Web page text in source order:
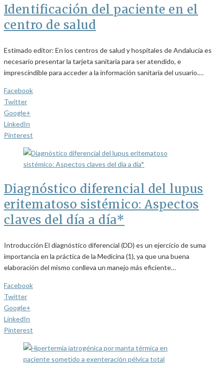
Identificación del paciente en el
centro de salud
Estimado editor: En los centros de salud y hospitales de Andalucía es
necesario presentar la tarjeta sanitaria para ser atendido, e
imprescindible para acceder a la información sanitaria del usuario.…
Facebook
Twitter
Google+
LinkedIn
Pinterest
Diagnóstico diferencial del lupus
eritematoso sistémico: Aspectos
claves del día a día*
Introducción El diagnóstico diferencial (DD) es un ejercicio de suma
importancia en la práctica de la Medicina (1), ya que una buena
elaboración del mismo conlleva un manejo más eficiente…
Facebook
Twitter
Google+
LinkedIn
Pinterest